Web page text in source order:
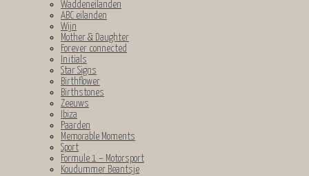
Waddeneilanden
ABC eilanden
Wijn
Mother & Daughter
Forever connected
Initials
Star Signs
Birthflower
Birthstones
Zeeuws
Ibiza
Paarden
Memorable Moments
Sport
Formule 1 – Motorsport
Koudummer Beantsje